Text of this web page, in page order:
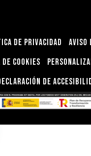
de privacidad
Aviso
Cookies
de